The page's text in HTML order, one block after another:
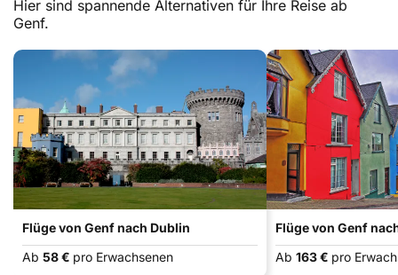
Hier sind spannende Alternativen für Ihre Reise ab
Genf.
Flüge von Genf nach Dublin
Ab 58 € pro Erwachsenen
Flüge von Genf
Ab 163 € pro